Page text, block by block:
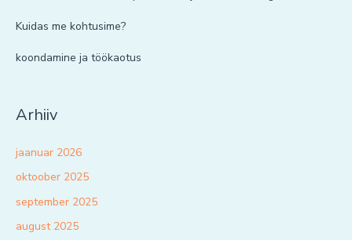
Kuidas me kohtusime?
koondamine ja töökaotus
Arhiiv
jaanuar 2026
oktoober 2025
september 2025
august 2025